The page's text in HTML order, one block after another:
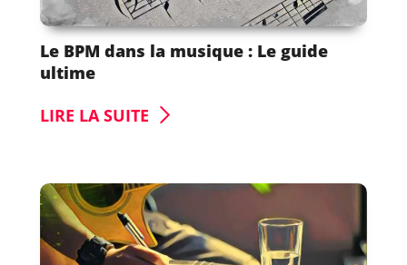
Le BPM dans la musique : Le guide
ultime
LIRE LA SUITE